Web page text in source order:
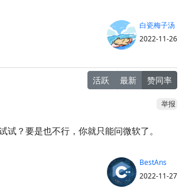
白瓷梅子汤
2022-11-26
活跃 最新 赞同率
举报
试？要是也不行，你就只能问微软了。
BestAns
2022-11-27